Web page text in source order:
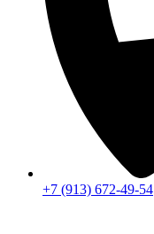
+7 (913) 672-49-54